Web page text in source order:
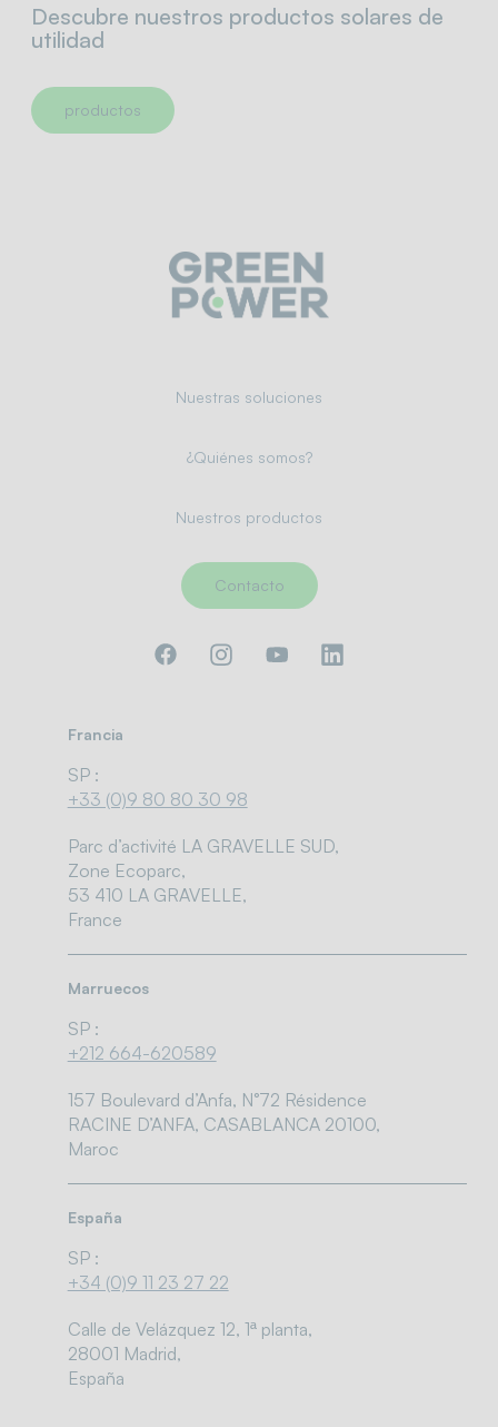
Descubre nuestros productos solares de
utilidad
productos
Nuestras soluciones
¿Quiénes somos?
Nuestros productos
Contacto
Francia
SP :
+33 (0)9 80 80 30 98
Parc d’activité LA GRAVELLE SUD,
Zone Ecoparc,
53 410 LA GRAVELLE,
France
Marruecos
SP :
+212 664-620589
157 Boulevard d’Anfa, N°72 Résidence
RACINE D’ANFA, CASABLANCA 20100,
Maroc
España
SP :
+34 (0)9 11 23 27 22
Calle de Velázquez 12, 1ª planta,
28001 Madrid,
España